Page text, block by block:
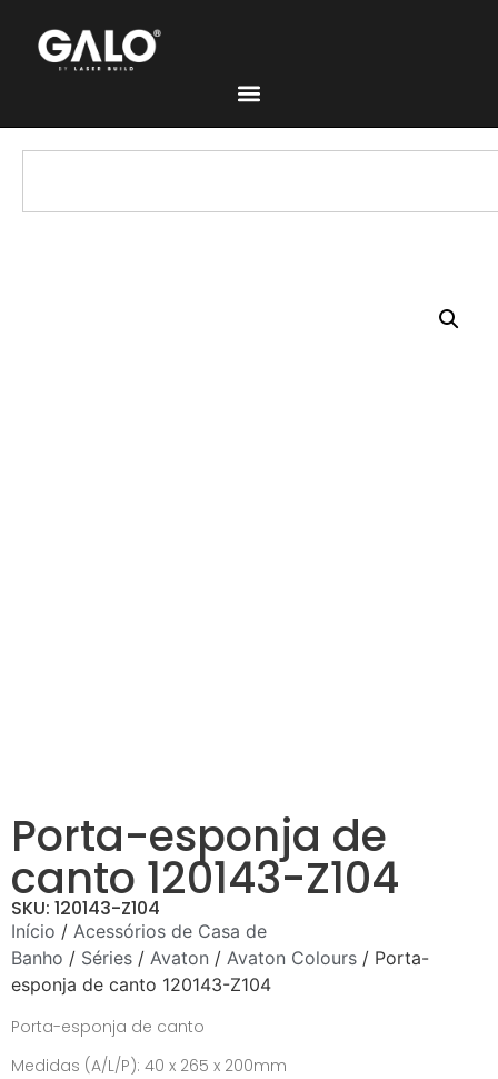
Porta-esponja de
canto 120143-Z104
SKU: 120143-Z104
Início / Acessórios de Casa de
Banho / Séries / Avaton / Avaton Colours / Porta-
esponja de canto 120143-Z104
Porta-esponja de canto
Medidas (A/L/P): 40 x 265 x 200mm